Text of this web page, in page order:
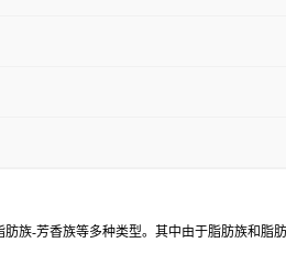
族-芳香族等多种类型。其中由于脂肪族和